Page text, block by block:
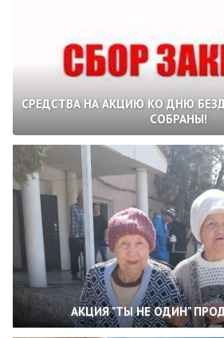
СРЕДСТВА НА АКЦИЮ КО ДНЮ
СОБРАНЫ!
АКЦИЯ "ТЫ НЕ ОДИН"